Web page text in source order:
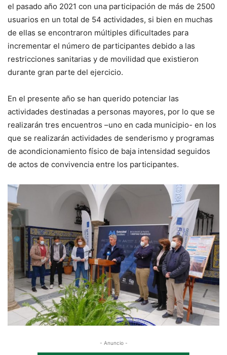
el pasado año 2021 con una participación de más de 2500
usuarios en un total de 54 actividades, si bien en muchas
de ellas se encontraron múltiples dificultades para
incrementar el número de participantes debido a las
restricciones sanitarias y de movilidad que existieron
durante gran parte del ejercicio.
En el presente año se han querido potenciar las
actividades destinadas a personas mayores, por lo que se
realizarán tres encuentros –uno en cada municipio- en los
que se realizarán actividades de senderismo y programas
de acondicionamiento físico de baja intensidad seguidos
de actos de convivencia entre los participantes.
- Anuncio -